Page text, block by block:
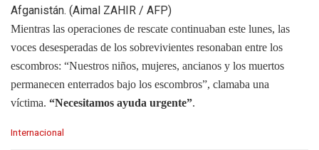
Afganistán. (Aimal ZAHIR / AFP)
Mientras las operaciones de rescate continuaban este lunes, las
voces desesperadas de los sobrevivientes resonaban entre los
escombros: “Nuestros niños, mujeres, ancianos y los muertos
permanecen enterrados bajo los escombros”, clamaba una
víctima. “Necesitamos ayuda urgente”.
C
Internacional